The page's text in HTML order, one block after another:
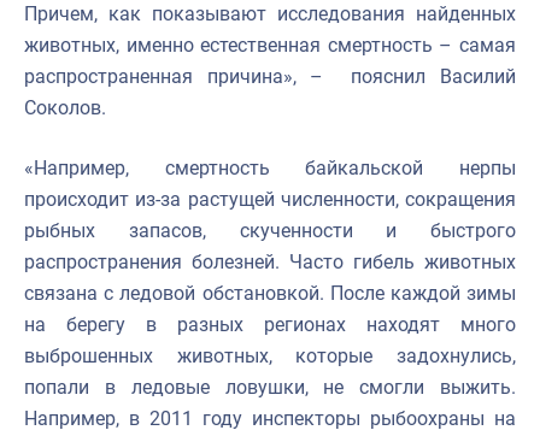
Причем, как показывают исследования найденных
животных, именно естественная смертность – самая
распространенная причина», – пояснил Василий
Соколов.
«Например, смертность байкальской нерпы
происходит из-за растущей численности, сокращения
рыбных запасов, скученности и быстрого
распространения болезней. Часто гибель животных
связана с ледовой обстановкой. После каждой зимы
на берегу в разных регионах находят много
выброшенных животных, которые задохнулись,
попали в ледовые ловушки, не смогли выжить.
Например, в 2011 году инспекторы рыбоохраны на